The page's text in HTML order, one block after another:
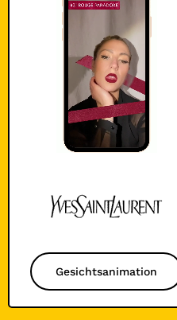
Gesichtsanimation